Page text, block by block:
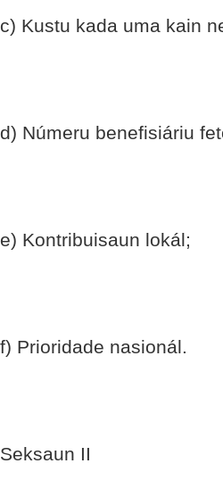
c) Kustu kada uma kain
d) Númeru benefisiáriu
e) Kontribuisaun lokál;
f) Prioridade nasionál.
Seksaun II